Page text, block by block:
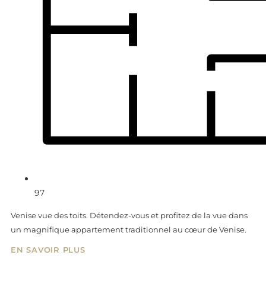
97
Venise vue des toits. Détendez-vous et profitez de la vue dans
un magnifique appartement traditionnel au cœur de Venise.
EN SAVOIR PLUS